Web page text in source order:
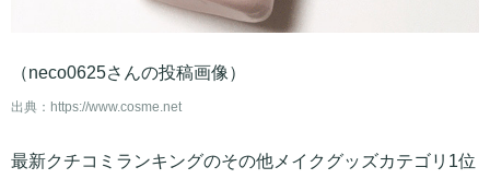
（neco0625さんの投稿画像）
出典： https://www.cosme.net
最新クチコミランキングのその他メイクグッズカテゴリ1位